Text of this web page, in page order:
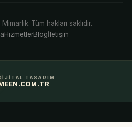
Tüm hakları saklıdır.
HizmetlerBlogİletişim
DİJİTAL TASARIM